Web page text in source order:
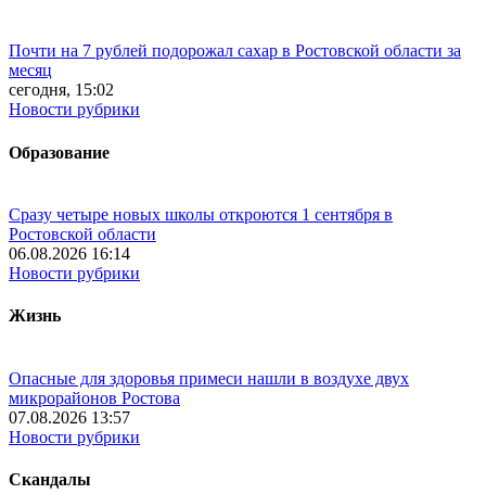
Почти на 7 рублей подорожал сахар в Ростовской области за
месяц
сегодня, 15:02
Новости рубрики
Образование
Сразу четыре новых школы откроются 1 сентября в
Ростовской области
06.08.2026 16:14
Новости рубрики
Жизнь
Опасные для здоровья примеси нашли в воздухе двух
микрорайонов Ростова
07.08.2026 13:57
Новости рубрики
Скандалы